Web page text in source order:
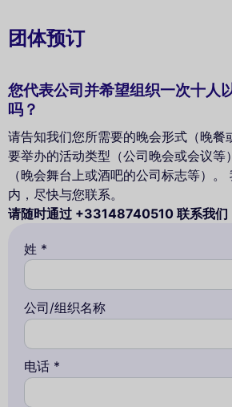
团体预订
您代表公司并希望组织一次十人
吗？
请告知我们您所需要的晚会形式（晚餐
要举办的活动类型（公司晚会或会议等
（晚会舞台上或酒吧的公司标志等）
内，尽快与您联系。
请随时通过 +33148740510 联系我们
姓 *
公司/组织名称
电话 *